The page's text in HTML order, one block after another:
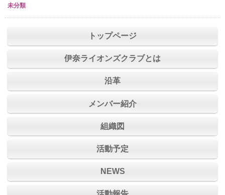
未分類
トップページ
伊奈ライオンズクラブとは
沿革
メンバー紹介
組織図
活動予定
NEWS